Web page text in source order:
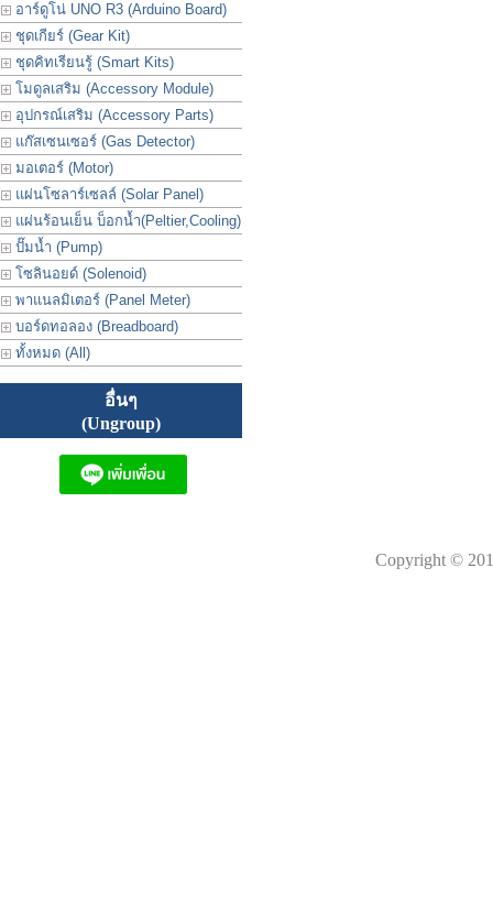
อาร์ดูโน่ UNO R3 (Arduino Board)
ชุดเกียร์ (Gear Kit)
ชุดคิทเรียนรู้ (Smart Kits)
โมดูลเสริม (Accessory Module)
อุปกรณ์เสริม (Accessory Parts)
แก๊สเซนเซอร์ (Gas Detector)
มอเตอร์ (Motor)
แผ่นโซลาร์เซลล์ (Solar Panel)
แผ่นร้อนเย็น บ็อกน้ำ(Peltier,Cooling)
ปั๊มน้ำ (Pump)
โซลินอยด์ (Solenoid)
พาแนลมิเตอร์ (Panel Meter)
บอร์ดทอลอง (Breadboard)
ทั้งหมด (All)
อื่นๆ
(Ungroup)
Copyright ©